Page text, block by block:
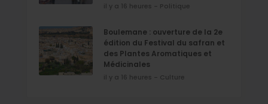
il y a 16 heures - Politique
Boulemane : ouverture de la 2e
édition du Festival du safran et
des Plantes Aromatiques et
Médicinales
il y a 16 heures - Culture